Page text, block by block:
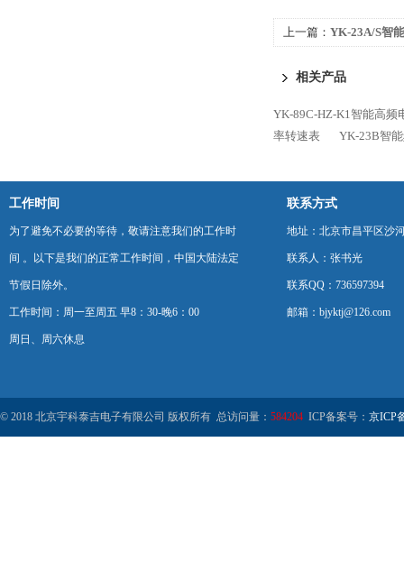
上一篇： YK-23A/S智
相关产品
YK-89C-HZ-K1智能高频
率转速表
YK-23B智
工作时间
为了避免不必要的等待，敬请注意我们的工作时
间 。以下是我们的正常工作时间，中国大陆法定
节假日除外。
工作时间：周一至周五 早8：30-晚6：00
周日、周六休息
联系方式
地址：北京市昌平区沙
联系人：张书光
联系QQ：736597394
邮箱：bjyktj@126.com
© 2018 北京宇科泰吉电子有限公司 版权所有 总访问量： 584204 ICP备案号： 京ICP